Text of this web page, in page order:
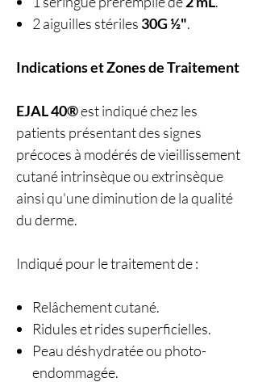
2 aiguilles stériles 30G ½".
Indications et Zones de Traitement
EJAL 40®est indiqué chez les
patients présentant des signes
précoces à modérés de vieillissement
cutané intrinsèque ou extrinsèque
ainsi qu'une diminution de la qualité
du derme.
Indiqué pour le traitement de :
Relâchement cutané.
Ridules et rides superficielles.
Peau déshydratée ou photo-
endommagée.